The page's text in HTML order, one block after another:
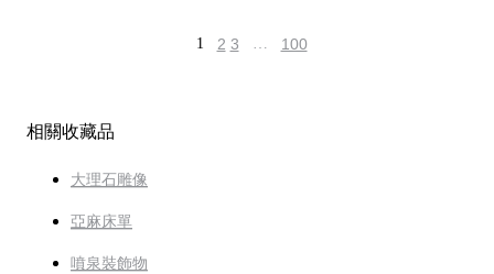
1 2 3 … 100
相關收藏品
大理石雕像
亞麻床單
噴泉裝飾物